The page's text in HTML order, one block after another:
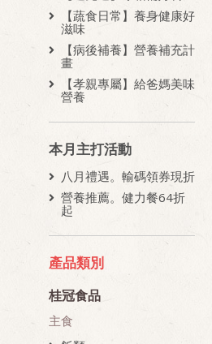
【蔬食日常】養身健康好
滋味
【病後補養】營養補充計
畫
【孝親專屬】給爸媽美味
營養
本月主打活動
八月禮遇。輸碼領券現折
營養推薦。健力餐64折
起
產品類別
桂冠食品
主食